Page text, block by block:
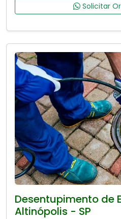
Solicitar
Desentupimento de
Altinópolis - SP